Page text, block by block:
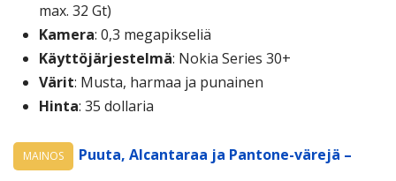
max. 32 Gt)
Kamera: 0,3 megapikseliä
Käyttöjärjestelmä: Nokia Series 30+
Värit: Musta, harmaa ja punainen
Hinta: 35 dollaria
MAINOS Puuta, Alcantaraa ja Pantone-värejä –